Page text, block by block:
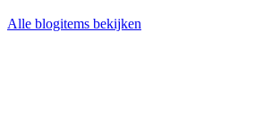
Alle blogitems bekijken